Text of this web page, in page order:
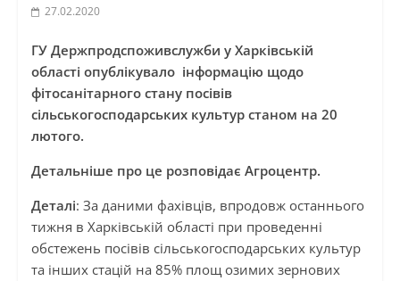
27.02.2020
ГУ Держпродспоживслужби у Харківській
області опублікувало інформацію щодо
фітосанітарного стану посівів
сільськогосподарських культур станом на 20
лютого.
Детальніше про це розповідає Агроцентр.
Деталі: За даними фахівців, впродовж останнього
тижня в Харківській області при проведенні
обстежень посівів сільськогосподарських культур
та інших стацій на 85% площ озимих зернових